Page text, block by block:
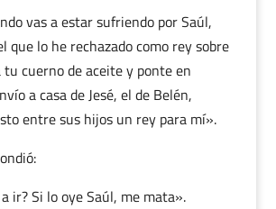
vas a estar sufriendo por Saúl,
que lo he rechazado como rey sobre
tu cuerno de aceite y ponte en
a casa de Jesé, el de Belén,
entre sus hijos un rey para mí».
ir? Si lo oye Saúl, me mata».